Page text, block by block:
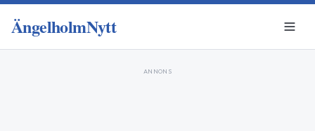
ÄngelholmNytt
ANNONS